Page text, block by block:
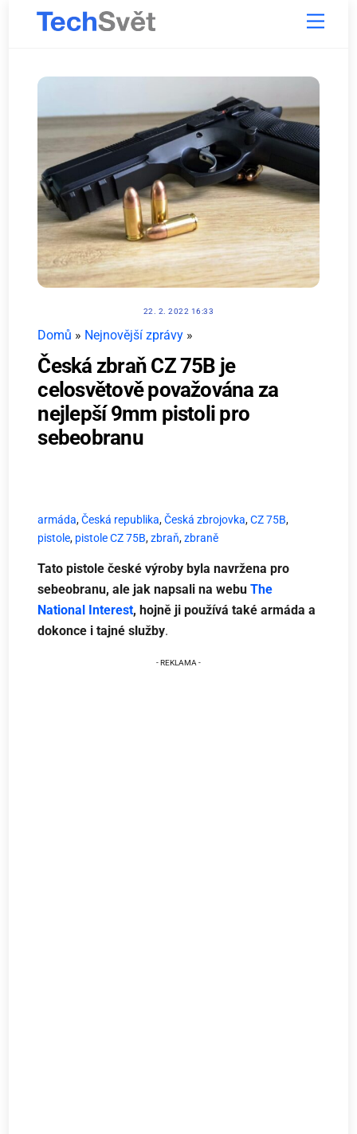
Menu
22. 2. 2022 16:33
Domů » Nejnovější zprávy »
Česká zbraň CZ 75B je
celosvětově považována za
nejlepší 9mm pistoli pro
sebeobranu
armáda,Česká republika,Česká zbrojovka,CZ 75B,
pistole, pistole CZ 75B,zbraň,zbraně
Tato pistole české výroby byla navržena pro
sebeobranu, ale jak napsali na webuThe
National Interest, hojně ji používá také armáda a
dokonce i tajné služby.